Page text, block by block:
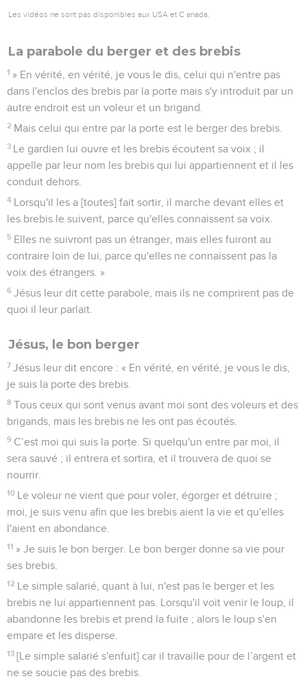
Les vidéos ne sont pas disponibles aux USA et C anada.
La parabole du berger et des brebis
1 » En vérité, en vérité, je vous le dis, celui qui n'entre pas
dans l'enclos des brebis par la porte mais s'y introduit par un
autre endroit est un voleur et un brigand.
2 Mais celui qui entre par la porte est le berger des brebis.
3 Le gardien lui ouvre et les brebis écoutent sa voix ; il
appelle par leur nom les brebis qui lui appartiennent et il les
conduit dehors.
4 Lorsqu'il les a [toutes] fait sortir, il marche devant elles et
les brebis le suivent, parce qu'elles connaissent sa voix.
5 Elles ne suivront pas un étranger, mais elles fuiront au
contraire loin de lui, parce qu'elles ne connaissent pas la
voix des étrangers. »
6 Jésus leur dit cette parabole, mais ils ne comprirent pas de
quoi il leur parlait.
Jésus, le bon berger
7 Jésus leur dit encore : « En vérité, en vérité, je vous le dis,
je suis la porte des brebis.
8 Tous ceux qui sont venus avant moi sont des voleurs et des
brigands, mais les brebis ne les ont pas écoutés.
9 C’est moi qui suis la porte. Si quelqu'un entre par moi, il
sera sauvé ; il entrera et sortira, et il trouvera de quoi se
nourrir.
10 Le voleur ne vient que pour voler, égorger et détruire ;
moi, je suis venu afin que les brebis aient la vie et qu'elles
l'aient en abondance.
11 » Je suis le bon berger. Le bon berger donne sa vie pour
ses brebis.
12 Le simple salarié, quant à lui, n'est pas le berger et les
brebis ne lui appartiennent pas. Lorsqu'il voit venir le loup, il
abandonne les brebis et prend la fuite ; alors le loup s'en
empare et les disperse.
13 [Le simple salarié s'enfuit] car il travaille pour de l’argent et
ne se soucie pas des brebis.